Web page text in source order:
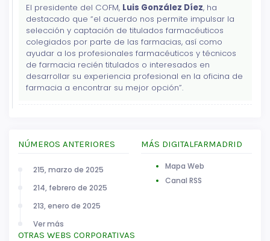
El presidente del COFM, Luis González Díez, ha
destacado que “el acuerdo nos permite impulsar la
selección y captación de titulados farmacéuticos
colegiados por parte de las farmacias, así como
ayudar a los profesionales farmacéuticos y técnicos
de farmacia recién titulados o interesados en
desarrollar su experiencia profesional en la oficina de
farmacia a encontrar su mejor opción”.
NÚMEROS ANTERIORES
215, marzo de 2025
214, febrero de 2025
213, enero de 2025
Ver más
MÁS DIGITALFARMADRID
Mapa Web
Canal RSS
OTRAS WEBS CORPORATIVAS